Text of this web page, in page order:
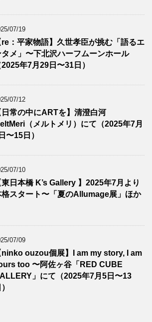
07/19
re：平家物語】久世孝臣が挑む「語るエ
タメ」〜下北沢ハーフムーンホール
2025年7月29日〜31日）
07/12
日常の中にARTを】清澄白河
（メルトメリ）にて（2025年7月
〜15日）
07/10
東日本橋 K’s Gallery 】2025年7月より
格スタート〜「夏のAllumage展」ほか
07/09
ninko ouzou個展】I am my story, I am
too 〜阿佐ヶ谷「RED CUBE
」にて（2025年7月5日〜13